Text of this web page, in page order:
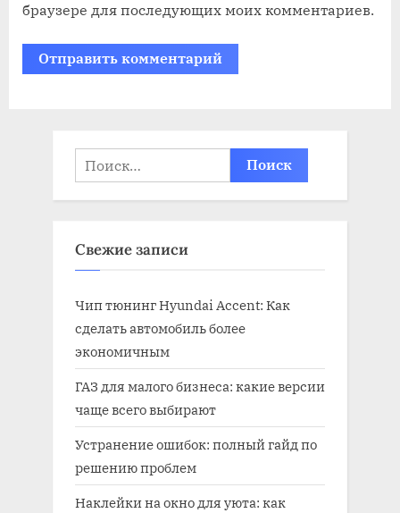
браузере для последующих моих комментариев.
Найти:
Свежие записи
Чип тюнинг Hyundai Accent: Как
сделать автомобиль более
экономичным
ГАЗ для малого бизнеса: какие версии
чаще всего выбирают
Устранение ошибок: полный гайд по
решению проблем
Наклейки на окно для уюта: как